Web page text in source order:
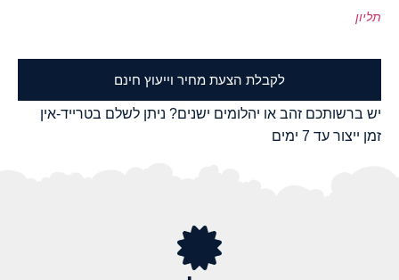
תליון
לקבלת הצעת מחיר וייעוץ חינם
יש ברשותכם זהב או יהלומים ישנים? ניתן לשלם בטרייד-אין
זמן ייצור עד 7 ימים